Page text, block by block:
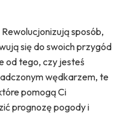
Rewolucjonizują sposób,
się do swoich przygód
od tego, czy jesteś
wędkarzem, te
pomogą Ci
prognozę pogody i